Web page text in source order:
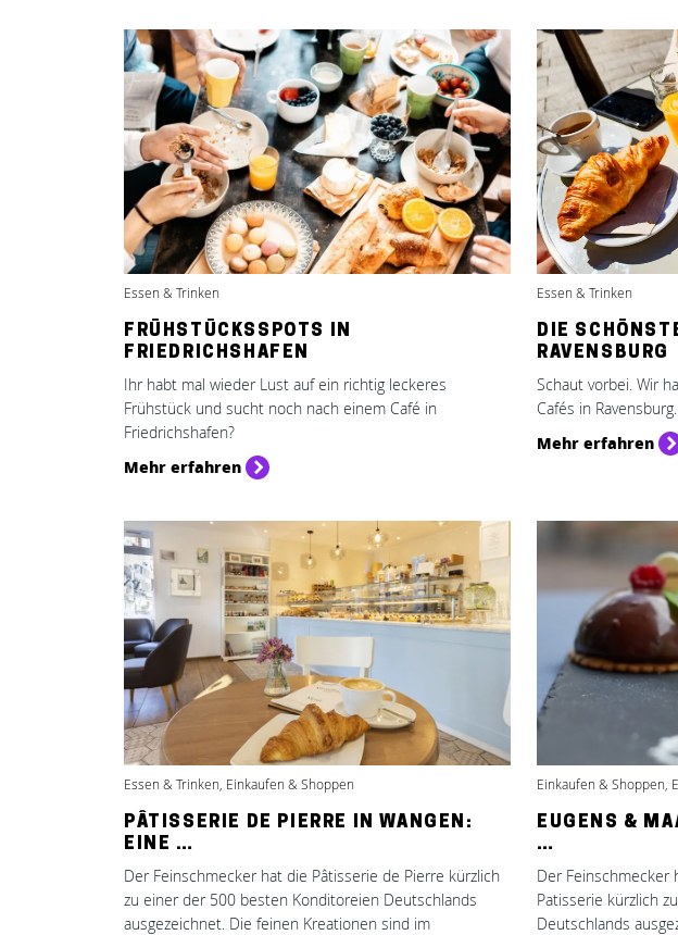
Essen & Trinken
FRÜHSTÜCKSSPOTS IN
FRIEDRICHSHAFEN
Ihr habt mal wieder Lust auf ein richtig leckeres
Frühstück und sucht noch nach einem Café in
Friedrichshafen?
Mehr erfahren
Essen & Trinken
DIE
RAVENSBURG
Schaut vorbei. Wir
Cafés in
Mehr erfahren
Essen & Trinken, Einkaufen & Shoppen
PÂTISSERIE DE PIERRE IN WANGEN:
EINE …
Der Feinschmecker hat die Pâtisserie de Pierre kürzlich
zu einer der 500 besten Konditoreien Deutschlands
ausgezeichnet. Die feinen Kreationen sind im
Einkaufen & Shoppen,
EUGENS &
…
Der Feinschmecker
Patisserie kürzlich
Deutschlands